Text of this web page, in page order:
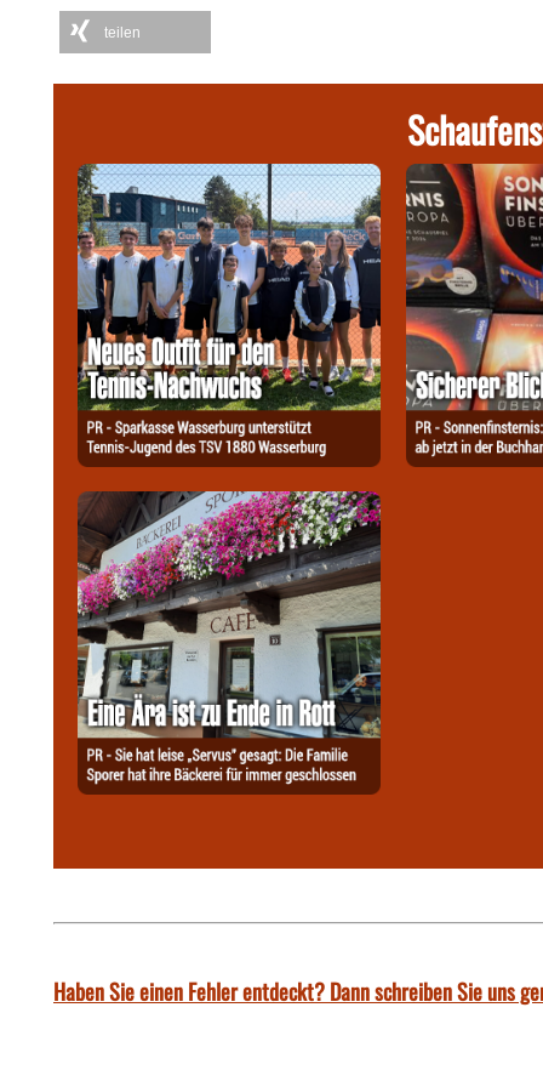
teilen
Haben Sie einen Fehler entdeckt? Dann schreiben Sie uns